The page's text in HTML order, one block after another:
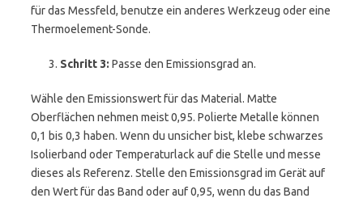
für das Messfeld, benutze ein anderes Werkzeug oder eine
Thermoelement-Sonde.
Schritt 3: Passe den Emissionsgrad an.
Wähle den Emissionswert für das Material. Matte
Oberflächen nehmen meist 0,95. Polierte Metalle können
0,1 bis 0,3 haben. Wenn du unsicher bist, klebe schwarzes
Isolierband oder Temperaturlack auf die Stelle und messe
dieses als Referenz. Stelle den Emissionsgrad im Gerät auf
den Wert für das Band oder auf 0,95, wenn du das Band